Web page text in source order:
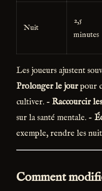
Nuit
2,5
minutes
Les joueurs ajustent
Prolonger le jourpour
cultiver. - Raccourcir
sur la santé mentale. -
exemple, rendre les
Comment